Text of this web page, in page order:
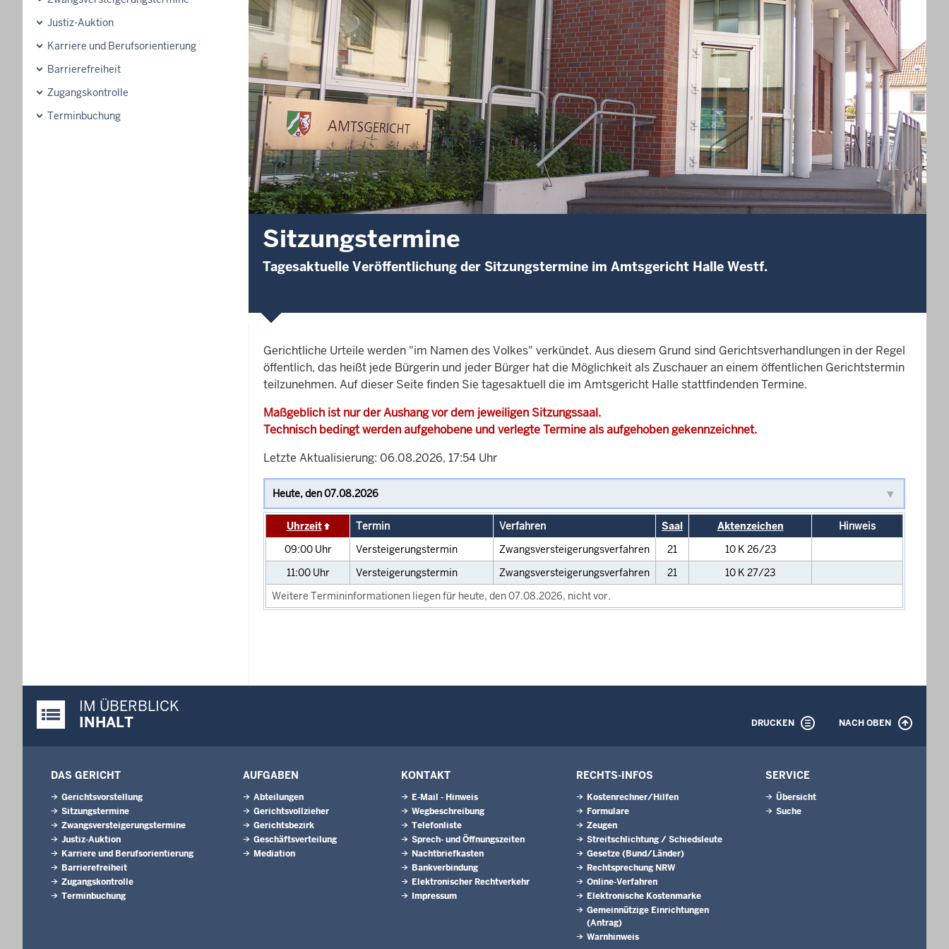
Justiz-Auktion
Karriere und Berufsorientierung
Barrierefreiheit
Zugangskontrolle
Terminbuchung
Sitzungstermine
Tagesaktuelle Veröffentlichung der Sitzungstermine im Amtsgericht Halle Westf.
Gerichtliche Urteile werden "im Namen des Volkes" verkündet. Aus diesem Grund sind Gerichtsverhandlungen in der Regel
öffentlich, das heißt jede Bürgerin und jeder Bürger hat die Möglichkeit als Zuschauer an einem öffentlichen Gerichtstermin
teilzunehmen. Auf dieser Seite finden Sie tagesaktuell die im Amtsgericht Halle stattfindenden Termine.
Maßgeblich ist nur der Aushang vor dem jeweiligen Sitzungssaal.
Technisch bedingt werden aufgehobene und verlegte Termine als aufgehoben gekennzeichnet.
Letzte Aktualisierung: 06.08.2026, 17:54 Uhr
Uhrzeit Termin Verfahren Saal Aktenzeichen
Hinweis
09:00 Uhr Versteigerungstermin Zwangsversteigerungsverfahren 21
10 K 26/23
11:00 Uhr Versteigerungstermin Zwangsversteigerungsverfahren 21
10 K 27/23
Weitere Termininformationen liegen für heute, den 07.08.2026, nicht vor.
Justiz-Portal im Überblick:
IM ÜBERBLICK
INHALT
DRUCKEN NACH OBEN
DAS GERICHT
Gerichtsvorstellung
Sitzungstermine
Zwangsversteigerungstermine
Justiz-Auktion
Karriere und Berufsorientierung
Barrierefreiheit
Zugangskontrolle
Terminbuchung
AUFGABEN
Abteilungen
Gerichtsvollzieher
Gerichtsbezirk
Geschäftsverteilung
Mediation
KONTAKT
E-Mail - Hinweis
Wegbeschreibung
Telefonliste
Sprech- und Öffnungszeiten
Nachtbriefkasten
Bankverbindung
Elektronischer Rechtverkehr
Impressum
RECHTS-INFOS
Kostenrechner/Hilfen
Formulare
Zeugen
Streitschlichtung / Schiedsleute
Gesetze (Bund/Länder)
Rechtsprechung NRW
Online-Verfahren
Elektronische Kostenmarke
Gemeinnützige Einrichtungen
(Antrag)
Warnhinweis
SERVICE
Übersicht
Suche